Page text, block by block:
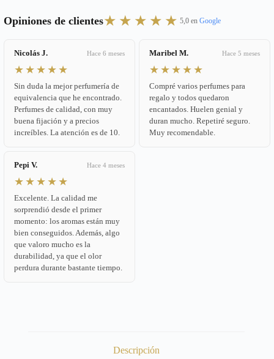
Opiniones de clientes★★★★★ 5,0 en Google
Nicolás J. Hace 6 meses
★★★★★
Sin duda la mejor perfumería de
equivalencia que he encontrado.
Perfumes de calidad, con muy
buena fijación y a precios
increíbles. La atención es de 10.
Maribel M. Hace 5 meses
★★★★★
Compré varios perfumes para
regalo y todos quedaron
encantados. Huelen genial y
duran mucho. Repetiré seguro.
Muy recomendable.
Pepi V. Hace 4 meses
★★★★★
Excelente. La calidad me
sorprendió desde el primer
momento: los aromas están muy
bien conseguidos. Además, algo
que valoro mucho es la
durabilidad, ya que el olor
perdura durante bastante tiempo.
Descripción